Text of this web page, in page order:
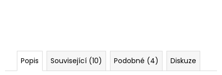
Popis Související (10) Podobné (4) Diskuze